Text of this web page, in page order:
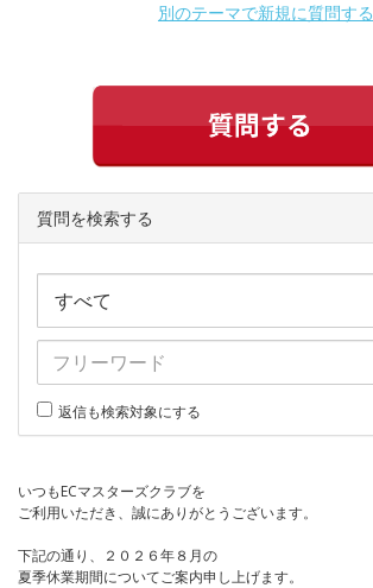
別のテーマで新規に質問する
質問を検索する
返信も検索対象にする
いつもECマスターズクラブを
ご利用いただき、誠にありがとうございます。
下記の通り、２０２６年８月の
夏季休業期間についてご案内申し上げます。